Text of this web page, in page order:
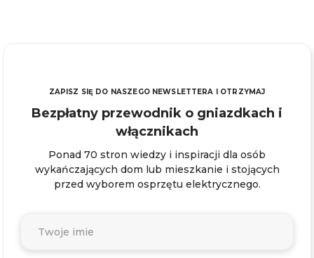
ZAPISZ SIĘ DO NASZEGO NEWSLETTERA I OTRZYMAJ
Bezpłatny przewodnik o gniazdkach i
włącznikach
Ponad 70 stron wiedzy i inspiracji dla osób
wykańczających dom lub mieszkanie i stojących
przed wyborem osprzętu elektrycznego.